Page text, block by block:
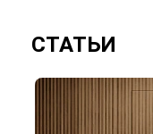
СТАТЬИ